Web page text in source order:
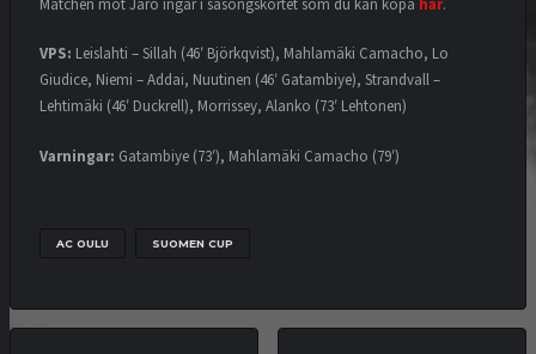
Matchen mot Jaro ingår i säsongskortet som du kan köpa här.
VPS: Leislahti – Sillah (46′ Björkqvist), Mahlamäki Camacho, Lo
Giudice, Niemi – Addai, Nuutinen (46′ Gatambiye), Strandvall –
Lehtimäki (46′ Duckrell), Morrissey, Alanko (73′ Lehtonen)
Varningar: Gatambiye (73′), Mahlamäki Camacho (79′)
AC OULU SUOMEN CUP